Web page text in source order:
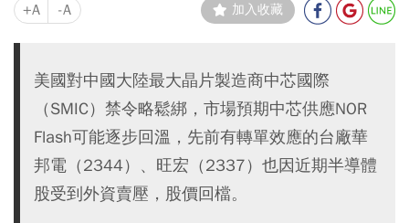
+A -A 加入收藏
美國對中國大陸最大晶片製造商中芯國際
（SMIC）禁令略鬆綁，市場預期中芯供應NOR
Flash可能逐步回溫，先前有轉單效應的台廠華
邦電（2344）、旺宏（2337）也因近期半導體
股受到外資賣壓，股價回檔。